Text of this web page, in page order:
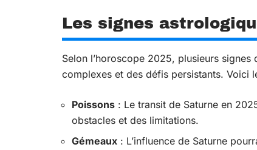
Les signes
Selon l’horoscope 2025, plusieurs
complexes et des défis persistants. Voici
Poissons : Le transit de Saturne en
obstacles et des limitations.
Gémeaux : L’influence de Saturne